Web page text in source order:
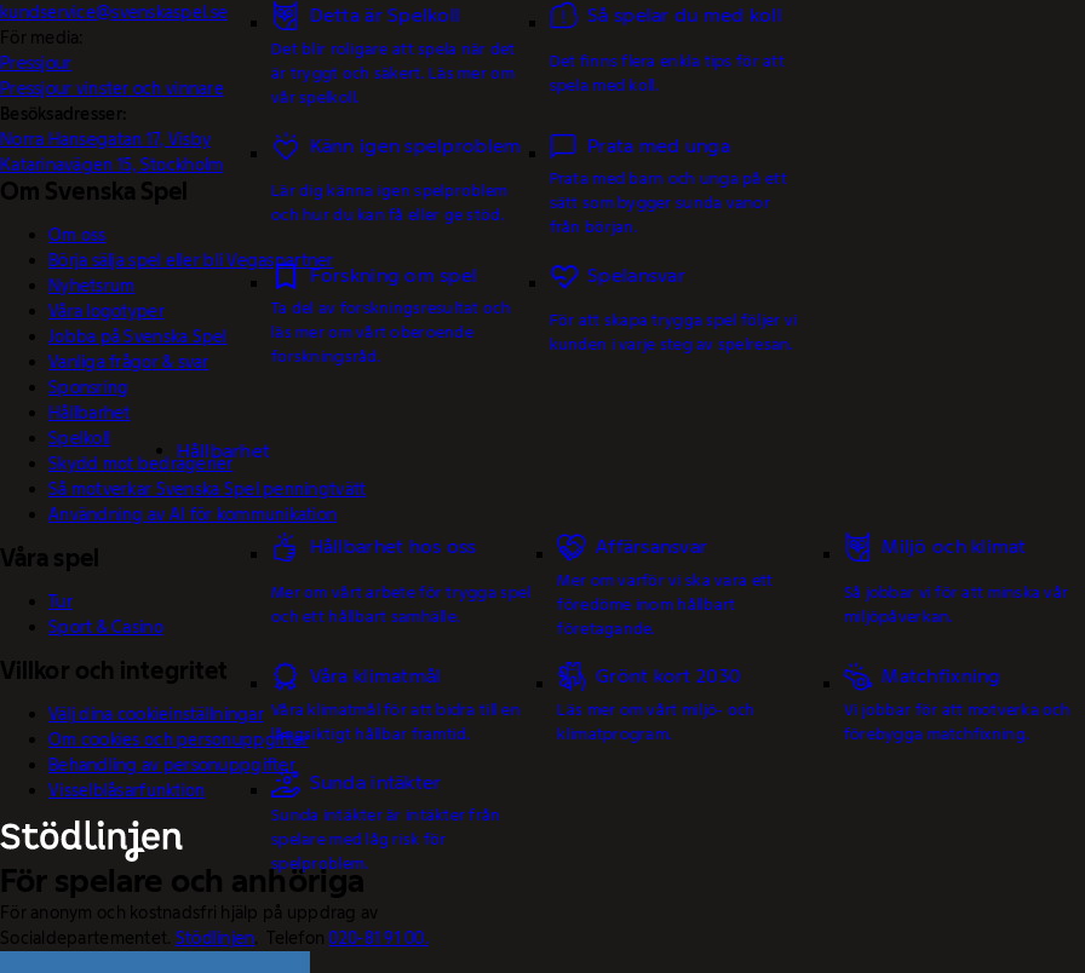
Detta är Spelkoll
Det blir roligare att spela när det
är tryggt och säkert. Läs mer om
vår spelkoll.
Så spelar du med koll
Det finns flera enkla tips för att
spela med koll.
Känn igen spelproblem
Lär dig känna igen spelproblem
och hur du kan få eller ge stöd.
Prata med unga
Prata med barn och unga på ett
sätt som bygger sunda vanor
från början.
Forskning om spel
Ta del av forskningsresultat och
läs mer om vårt oberoende
forskningsråd.
Spelansvar
För att skapa trygga spel följer vi
kunden i varje steg av spelresan.
Hållbarhet
Hållbarhet hos oss
Mer om vårt arbete för trygga spel
och ett hållbart samhälle.
Affärsansvar
Mer om varför vi ska vara ett
föredöme inom hållbart
företagande.
Miljö och klimat
Så jobbar vi för att minska vår
miljöpåverkan.
Våra klimatmål
Våra klimatmål för att bidra till en
långsiktigt hållbar framtid.
Grönt kort 2030
Läs mer om vårt miljö- och
klimatprogram.
Matchfixning
Vi jobbar för att motverka och
förebygga matchfixning.
Sunda intäkter
Sunda intäkter är intäkter från
spelare med låg risk för
spelproblem.
kundservice@svenskaspel.se
För media:
Pressjour
Pressjour vinster och vinnare
Besöksadresser:
Norra Hansegatan 17, Visby
Katarinavägen 15, Stockholm
Om Svenska Spel
Om oss
Börja sälja spel eller bli Vegaspartner
Nyhetsrum
Våra logotyper
Jobba på Svenska Spel
Vanliga frågor & svar
Sponsring
Hållbarhet
Spelkoll
Skydd mot bedrägerier
Så motverkar Svenska Spel penningtvätt
Användning av AI för kommunikation
Våra spel
Tur
Sport & Casino
Villkor och integritet
Välj dina cookieinställningar
Om cookies och personuppgifter
Behandling av personuppgifter
Visselblåsarfunktion
För spelare och anhöriga
För anonym och kostnadsfri hjälp på uppdrag av
Socialdepartementet. Stödlinjen. Telefon020-81 91 00.